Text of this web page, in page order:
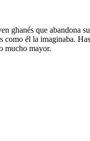
ghanés que abandona
él la imaginaba.
mucho mayor.